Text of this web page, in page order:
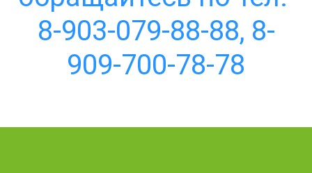
8-903-079-88-88, 8-
909-700-78-78